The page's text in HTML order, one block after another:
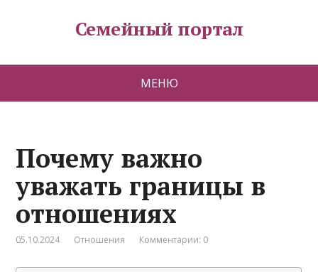
Семейный портал
МЕНЮ
Почему важно
уважать границы в
отношениях
05.10.2024 Отношения Комментарии: 0